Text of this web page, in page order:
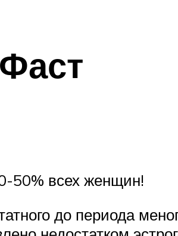
50% всех женщин!
до периода